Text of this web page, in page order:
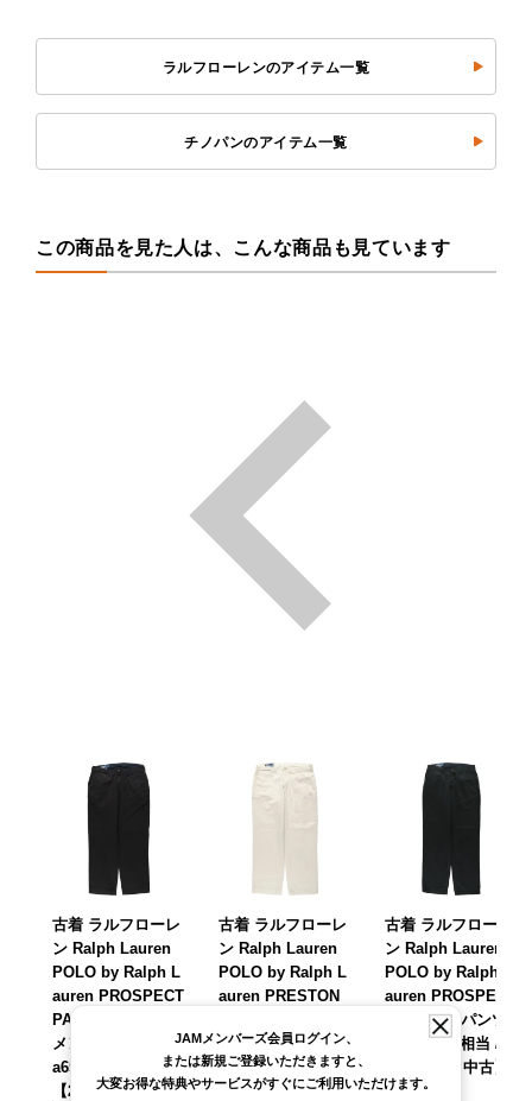
ラルフローレンのアイテム一覧
チノパンのアイテム一覧
この商品を見た人は、こんな商品も見ています
古着 ラルフローレ
ン Ralph Lauren
POLO by Ralph L
auren PROSPECT
PANT チノパンツ
メンズw35相当 /ea
a650957 【中古】
【260704】
古着 ラルフローレ
ン Ralph Lauren
POLO by Ralph L
auren PRESTON
メンズw35相当 /ea
a650944 【中古】
【260615】
古着 ラルフローレ
ン Ralph Lauren
POLO by Ralph L
auren PROSPECT
PANT チノパンツ
メンズw32相当 /ea
a656033 【中古】
【260703】
JAMメンバーズ会員ログイン、
または新規ご登録いただきますと、
大変お得な特典やサービスがすぐにご利用いただけます。